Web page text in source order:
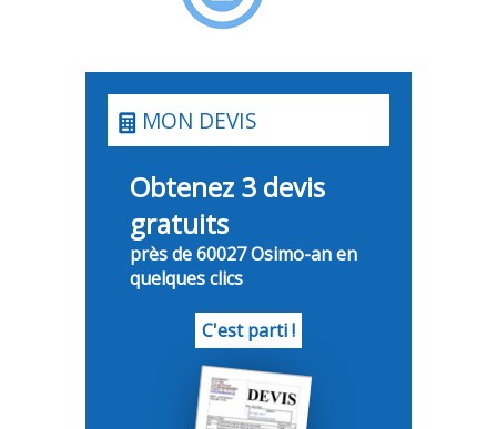
MON DEVIS
Obtenez 3 devis
gratuits
près de 60027 Osimo-an en
quelques clics
C'est parti !